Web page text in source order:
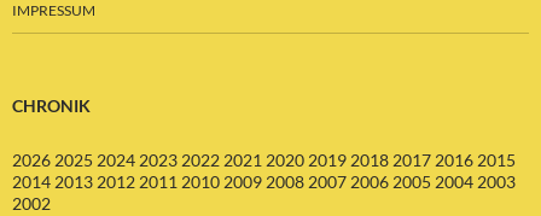
IMPRESSUM
CHRONIK
2026 2025 2024 2023 2022 2021 2020 2019 2018 2017 2016 2015
2014 2013 2012 2011 2010 2009 2008 2007 2006 2005 2004 2003
2002